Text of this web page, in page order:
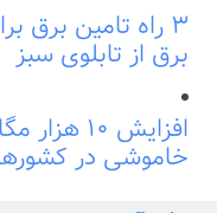
۳ راه تامین
برق از تابلوی سبز
افزایش
خاموشی در